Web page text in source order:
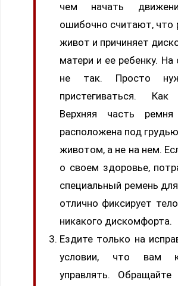
чем начать
ошибочно считают, что
живот и причиняет
матери и ее ребенку.
не так. Просто
пристегиваться.
Верхняя часть
расположена под
животом, а не на нем.
о своем здоровье,
специальный ремень
отлично фиксирует
никакого дискомфорта.
Ездите только на
условии, что вам
управлять.